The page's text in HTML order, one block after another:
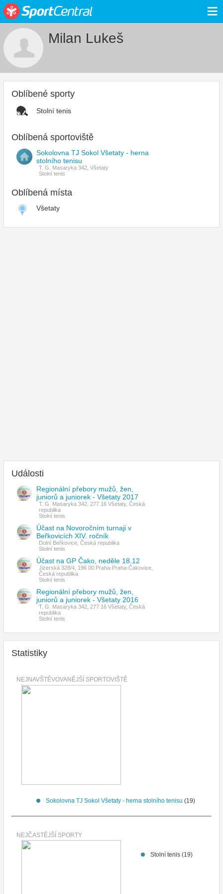
≡
Milan Lukeš
Oblíbené sporty
Stolní tenis
Oblíbená sportoviště
Sokolovna TJ Sokol Všetaty - herna
stolního tenisu
T. G. Masaryka 342, Všetaty
Stolní tenis
Oblíbená místa
Všetaty
Události
Regionální přebory mužů, žen,
juniorů a juniorek - Všetaty 2017
T. G. Masaryka 342, 277 16 Všetaty, Česká
republika
Stolní tenis
Účast na Novoročním turnaji v
Beřkovicích XIV. ročník
Dolní Beřkovice, Česká republika
Stolní tenis
Účast na GP Čako, neděle 18.12
Jizerská 328/4, 196 00 Praha-Praha-Čakovice,
Česká republika
Stolní tenis
Regionální přebory mužů, žen,
juniorů a juniorek - Všetaty 2016
T. G. Masaryka 342, 277 16 Všetaty, Česká
republika
Stolní tenis
Statistiky
NEJNAVŠTĚVOVANĚJŠÍ SPORTOVIŠTĚ
Sokolovna TJ Sokol Všetaty - herna stolního tenisu (19)
NEJČASTĚJŠÍ SPORTY
Stolní tenis (19)